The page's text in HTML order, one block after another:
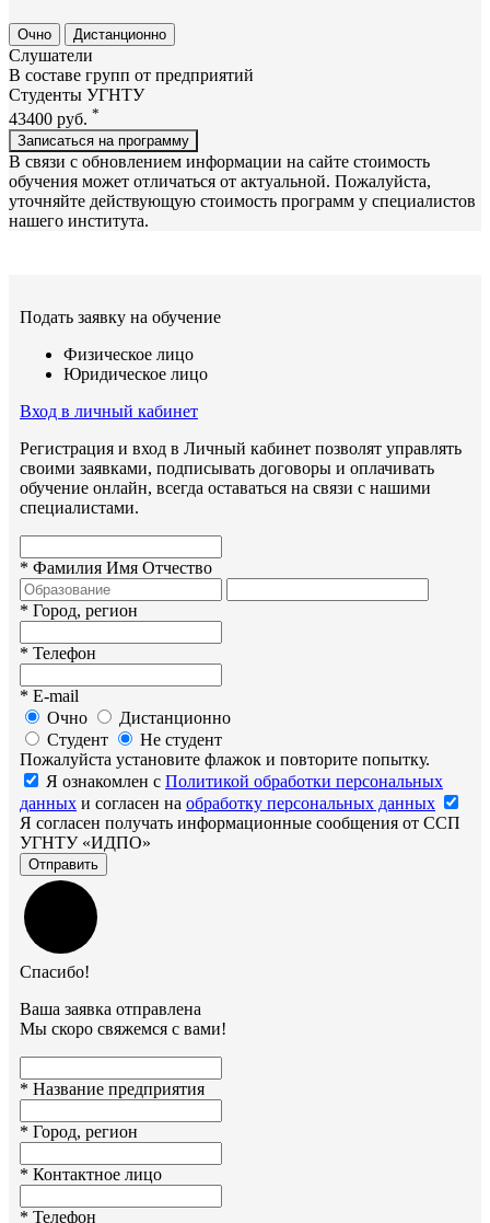
Очно Дистанционно
Слушатели
В составе групп от предприятий
Студенты УГНТУ
43400 руб. *
Записаться на программу
В связи с обновлением информации на сайте стоимость
обучения может отличаться от актуальной. Пожалуйста,
уточняйте действующую стоимость программ у специалистов
нашего института.
Подать заявку на обучение
Физическое лицо
Юридическое лицо
Вход в личный кабинет
Регистрация и вход в Личный кабинет позволят управлять
своими заявками, подписывать договоры и оплачивать
обучение онлайн, всегда оставаться на связи с нашими
специалистами.
* Фамилия Имя Отчество
* Город, регион
* Телефон
* E-mail
Очно
Дистанционно
Студент
Не студент
Пожалуйста установите флажок и повторите попытку.
Я ознакомлен с Политикой обработки персональных
данных и согласен на обработку персональных данных
Я согласен получать информационные сообщения от ССП
УГНТУ «ИДПО»
Отправить
Спасибо!
Ваша заявка отправлена
Мы скоро свяжемся с вами!
* Название предприятия
* Город, регион
* Контактное лицо
* Телефон